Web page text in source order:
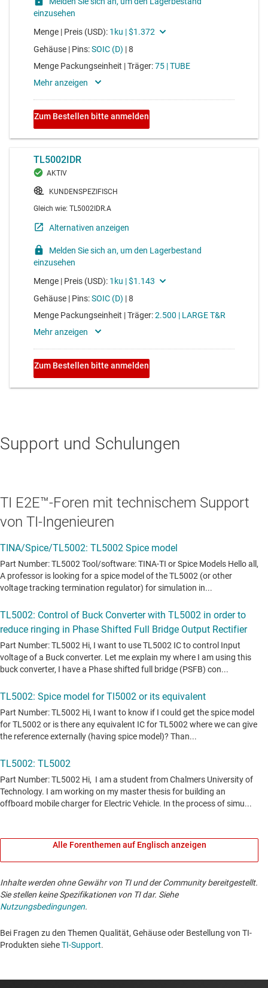
Support und Schulungen
TI E2E™-Foren mit technischem Support
von TI-Ingenieuren
Alle Forenthemen auf Englisch anzeigen
Inhalte werden ohne Gewähr von TI und der Community bereitgestellt.
Sie stellen keine Spezifikationen von TI dar. Siehe
Nutzungsbedingungen.
Bei Fragen zu den Themen Qualität, Gehäuse oder Bestellung von TI-
Produkten sieheTI-Support. ​​​​​​​​​​​​​​